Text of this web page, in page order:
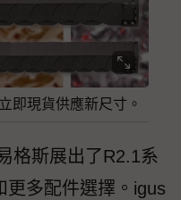
即現貨供應新尺寸。
格斯展出了R2.1系
更多配件選擇。igus